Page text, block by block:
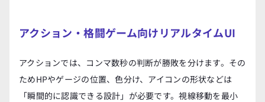
アクション・格闘ゲーム向けリアルタイムUI
アクションでは、コンマ数秒の判断が勝敗を分けます。その
ためHPやゲージの位置、色分け、アイコンの形状などは
「瞬間的に認識できる設計」が必要です。視線移動を最小